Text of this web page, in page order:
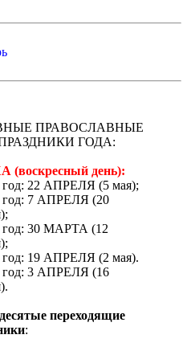
ПРАВОСЛАВНЫЕ
ГОДА:
(воскресный день):
год: 22 АПРЕЛЯ (5 мая);
год: 7 АПРЕЛЯ (20
год: 30 МАРТА (12
год: 19 АПРЕЛЯ (2 мая).
год: 3 АПРЕЛЯ (16
переходящие
: